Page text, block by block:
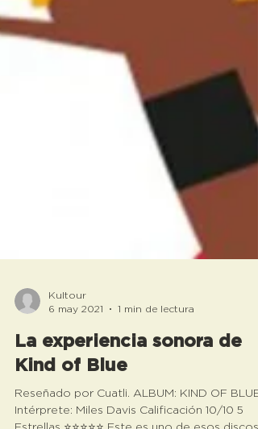
Kultour
6 may 2021
1 min de lectura
La experiencia sonora de